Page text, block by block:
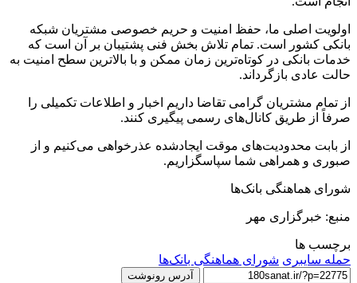
اولویت اصلی ما، حفظ امنیت و حریم خصوصی مشتریان شبکه
بانکی کشور است. تمام تلاش بخش فنی پشتیبان بر آن است که
خدمات بانکی در کوتاه‌ترین زمان ممکن و با بالاترین سطح امنیت به
حالت عادی بازگرداند.
از تمام مشتریان گرامی تقاضا داریم اخبار و اطلاعات تکمیلی را
صرفاً از طریق کانال‌های رسمی پیگیری کنند.
از بابت محدودیت‌های موقت ایجادشده عذرخواهی می‌کنیم و از
صبوری و همراهی شما سپاسگزاریم.
شورای هماهنگی بانک‌ها
منبع: خبرگزاری مهر
برچسب ها
حمله سایبری شورای هماهنگی بانک‌ها
آدرس رونوشت